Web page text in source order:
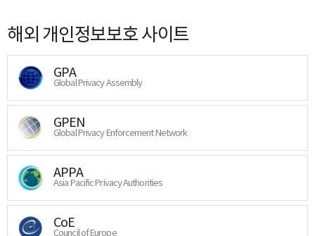
해외 개인정보보호 사이트
GPA
Global Privacy Assembly
GPEN
Global Privacy Enforcement Network
APPA
Asia Pacific Privacy Authorities
CoE
Council of Europe